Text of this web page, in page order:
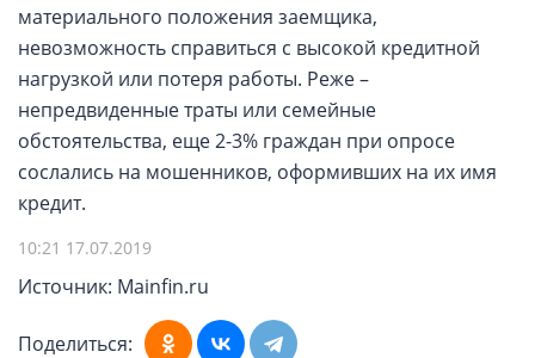
материального положения заемщика,
невозможность справиться с высокой кредитной
нагрузкой или потеря работы. Реже –
непредвиденные траты или семейные
обстоятельства, еще 2-3% граждан при опросе
сослались на мошенников, оформивших на их имя
кредит.
10:21 17.07.2019
Источник: Mainfin.ru
Поделиться: